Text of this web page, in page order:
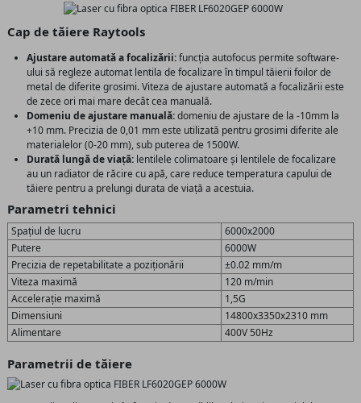
Cap de tăiere Raytools
Ajustare automată a focalizării:funcția autofocus permite software-
ului să regleze automat lentila de focalizare în timpul tăierii foilor de
metal de diferite grosimi. Viteza de ajustare automată a focalizării este
de zece ori mai mare decât cea manuală.
Domeniu de ajustare manuală:domeniu de ajustare de la -10mm la
+10 mm. Precizia de 0,01 mm este utilizată pentru grosimi diferite ale
materialelor (0-20 mm), sub puterea de 1500W.
Durată lungă de viață: lentilele colimatoare și lentilele de focalizare
au un radiator de răcire cu apă, care reduce temperatura capului de
tăiere pentru a prelungi durata de viață a acestuia.
Parametri tehnici
Spațiul de lucru
6000x2000
Putere
6000W
Precizia de repetabilitate a poziționării
±0.02 mm/m
Viteza maximă
120 m/min
Accelerație maximă
1,5G
Dimensiuni
14800x3350x2310 mm
Alimentare
400V 50Hz
Parametrii de tăiere